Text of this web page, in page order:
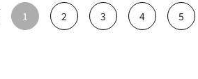
1 2 3 4 5